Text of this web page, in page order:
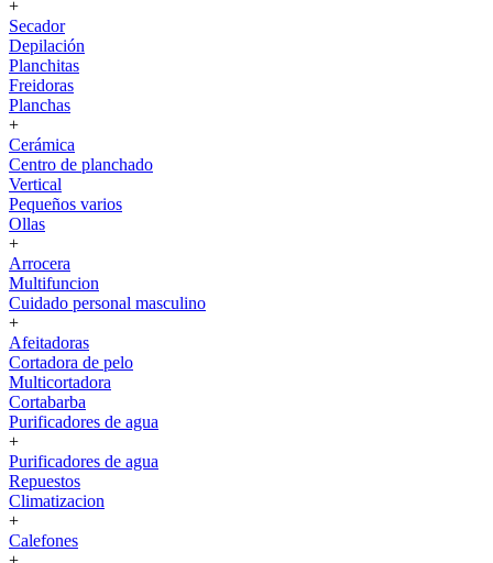
+
Secador
Depilación
Planchitas
Freidoras
Planchas
+
Cerámica
Centro de planchado
Vertical
Pequeños varios
Ollas
+
Arrocera
Multifuncion
Cuidado personal masculino
+
Afeitadoras
Cortadora de pelo
Multicortadora
Cortabarba
Purificadores de agua
+
Purificadores de agua
Repuestos
Climatizacion
+
Calefones